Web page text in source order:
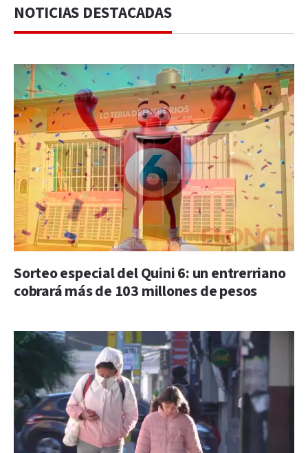
NOTICIAS DESTACADAS
Sorteo especial del Quini 6: un entrerriano
cobrará más de 103 millones de pesos